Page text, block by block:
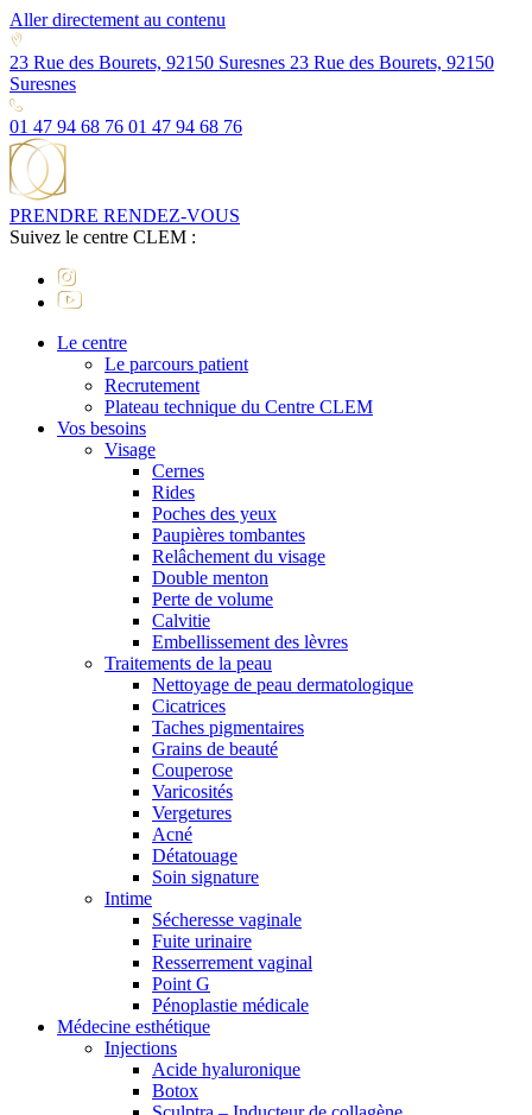
Aller directement au contenu
23 Rue des Bourets, 92150 Suresnes 23 Rue des Bourets, 92150
Suresnes
01 47 94 68 76 01 47 94 68 76
PRENDRE RENDEZ-VOUS
Suivez le centre CLEM :
Le centre
Le parcours patient
Recrutement
Plateau technique du Centre CLEM
Vos besoins
Visage
Cernes
Rides
Poches des yeux
Paupières tombantes
Relâchement du visage
Double menton
Perte de volume
Calvitie
Embellissement des lèvres
Traitements de la peau
Nettoyage de peau dermatologique
Cicatrices
Taches pigmentaires
Grains de beauté
Couperose
Varicosités
Vergetures
Acné
Détatouage
Soin signature
Intime
Sécheresse vaginale
Fuite urinaire
Resserrement vaginal
Point G
Pénoplastie médicale
Médecine esthétique
Injections
Acide hyaluronique
Botox